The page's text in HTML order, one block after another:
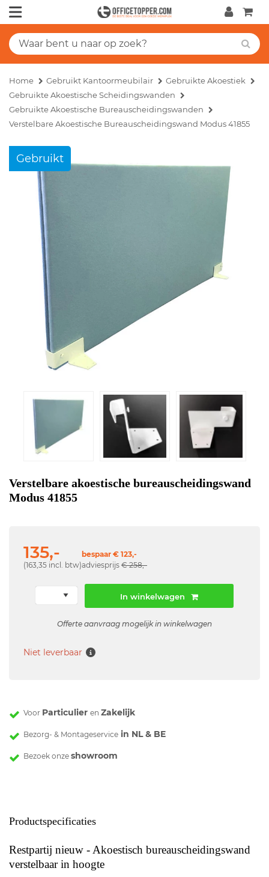
Home Gebruikt Kantoormeubilair
Gebruikte Akoestiek
Gebruikte Akoestische Scheidingswanden
Gebruikte Akoestische Bureauscheidingswanden
Verstelbare Akoestische Bureauscheidingswand Modus 41855
Gebruikt
Verstelbare akoestische bureauscheidingswand
Modus 41855
135,-
(163,35 incl. btw)
bespaar € 123,-
adviesprijs € 258,-
In winkelwagen
Offerte aanvraag mogelijk in winkelwagen
Niet leverbaar
Voor Particulier en Zakelijk
Bezorg- & Montageservice in NL & BE
Bezoek onze showroom
Productspecificaties
Restpartij nieuw - Akoestisch bureauscheidingswand
verstelbaar in hoogte